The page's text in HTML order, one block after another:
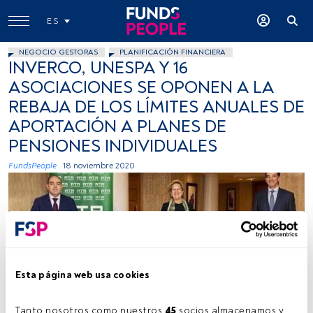
Esta página web usa cookies
Tanto nosotros como nuestros 45 socios almacenamos y
ES
NEGOCIO GESTORAS PLANIFICACIÓN FINANCIERA
INVERCO, UNESPA Y 16
ASOCIACIONES SE OPONEN A LA
REBAJA DE LOS LÍMITES ANUALES DE
APORTACIÓN A PLANES DE
PENSIONES INDIVIDUALES
FundsPeople . 18 noviembre 2020